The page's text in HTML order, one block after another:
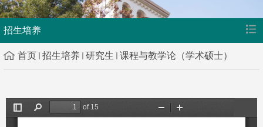
招生培养
首页 招生培养 研究生 课程与教学论（学术硕士）